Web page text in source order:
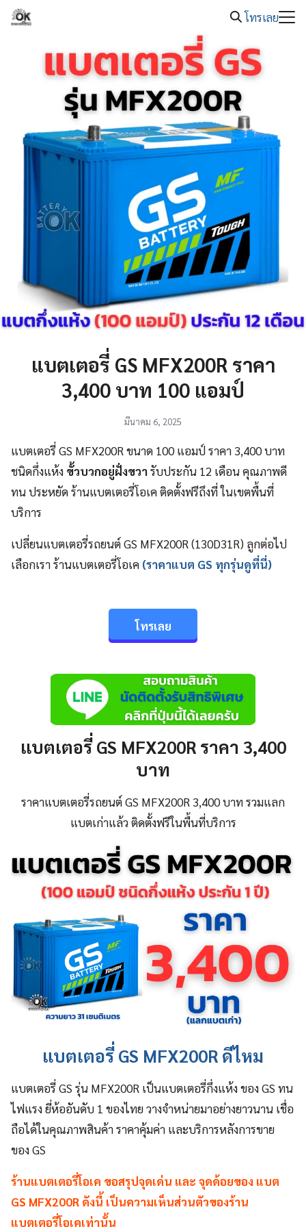
Skipแบตเตอรี่รถยนต์หมด โทร. 089-326-2221
20.00
โทรเลย
แบตเตอรี่ GS MFX200R ราคา
3,400 บาท 100 แอมป์
มีนาคม 6, 2025
แบตเตอรี่ GS MFX200R ขนาด 100 แอมป์ ราคา 3,400 บาท
ชนิดกึ่งแห้ง ขั้วบวกอยู่ฝั่งขวารับประกัน 12 เดือน คุณภาพดี
ทน ประหยัด ร้านแบตเตอรี่โอเค ติดตั้งฟรีถึงที่ ในเขตพื้นที่
บริการ
เปลี่ยนแบตเตอรี่รถยนต์ GS MFX200R (130D31R) ลูกต่อไป
เลือกเรา ร้านแบตเตอรี่โอเค (ราคาแบต GS ทุกรุ่นดูที่นี่)
โทรเลย
แบตเตอรี่ GS MFX200R ราคา 3,400
บาท
ราคาแบตเตอรี่รถยนต์ GS MFX200R 3,400 บาท รวมแลก
แบตเก่าแล้ว ติดตั้งฟรีในพื้นที่บริการ
แบตเตอรี่ GS MFX200R ดีไหม
แบตเตอรี่ GS รุ่น MFX200R เป็นแบตเตอรี่กึ่งแห้ง ของ GS ทน
ไฟแรง ยี่ห้ออันดับ 1 ของไทย วางจำหน่ายมาอย่างยาวนาน เชื่อ
ถือได้ในคุณภาพสินค้า ราคาคุ้มค่า และบริการหลังการขาย
ของ GS
ร้านแบตเตอรี่โอเค ขอสรุปจุดเด่น และ จุดด้อยของ แบต
GS MFX200R ดังนี้ เป็นความเห็นส่วนตัวของร้าน
แบตเตอรี่โอเคเท่านั้น